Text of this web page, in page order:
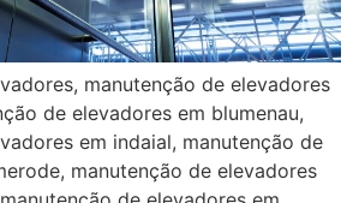
manutenção de elevadores
de elevadores em blumenau,
em indaial, manutenção de
manutenção de elevadores